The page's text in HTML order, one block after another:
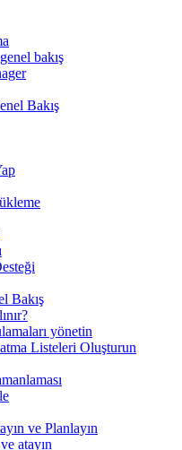
bakış
Bakış
Bakış
yönetin
Listeleri Oluşturun
ve Planlayın
atayın